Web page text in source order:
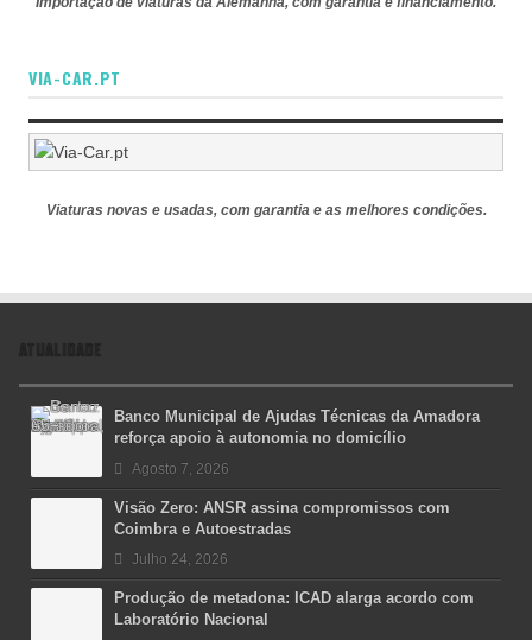
VIA-CAR.PT
Viaturas novas e usadas, com garantia e as melhores condições.
ATUALIDADE
Banco Municipal de Ajudas Técnicas da Amadora
reforça apoio à autonomia no domicílio
Agosto 7, 2026
Visão Zero: ANSR assina compromissos com
Coimbra e Autoestradas
Julho 24, 2026
Produção de metadona: ICAD alarga acordo com
Laboratório Nacional